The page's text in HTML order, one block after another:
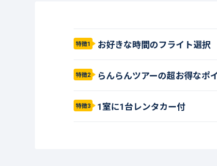
特徴1 お好きな時間のフライト選択
特徴2 らんらんツアーの超お得なポ
特徴3 1室に1台レンタカー付